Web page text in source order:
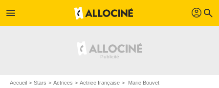
menu profil search
Accueil Stars Actrices Actrice française Marie Bouvet